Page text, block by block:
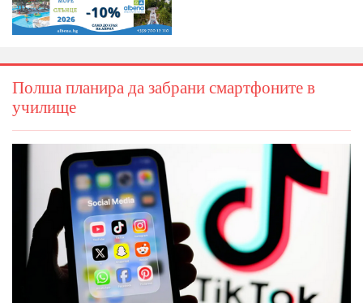
Полша планира да забрани смартфоните в
училище